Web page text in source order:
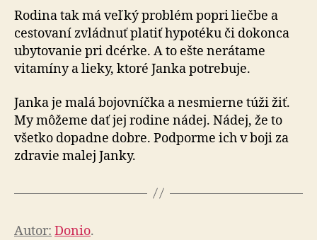
Rodina tak má veľký problém popri liečbe a
cestovaní zvládnuť platiť hypotéku či dokonca
ubytovanie pri dcérke. A to ešte nerátame
vitamíny a lieky, ktoré Janka potrebuje.
Janka je malá bojovníčka a nesmierne túži žiť.
My mô­že­me dať jej rodine nádej. Nádej, že to
všetko dopadne dobre. Podporme ich v boji za
zdravie malej Janky.
Autor: Donio.